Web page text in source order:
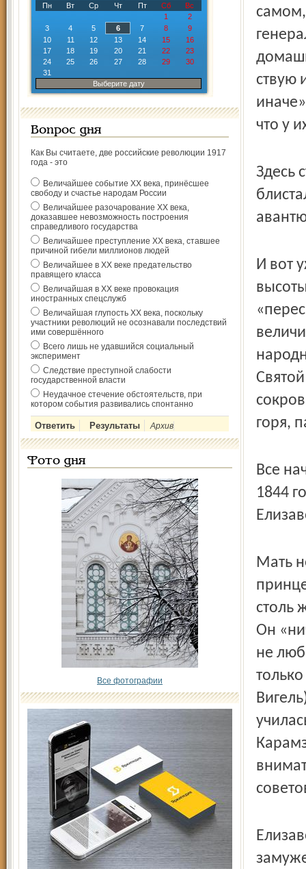
Пн
Вт Ср Чт Пт Сб
Вс
1
2
3
4 5 6 7 8
9
10
11 12 13 14 15
16
17
18 19 20 21 22
23
24
25 26 27 28 29
30
31
Выберите дату
Вопрос дня
Как Вы считаете, две российские революции 1917
года - это
Величайшее событие ХХ века, принёсшее
свободу и счастье народам России
Величайшее разочарование ХХ века,
доказавшее невозможность построения
справедливого государства
Величайшее преступление ХХ века, ставшее
причиной гибели миллионов людей
Величайшее в ХХ веке предательство
правящего класса
Величайшая в ХХ веке провокация
иностранных спецслужб
Величайшая глупость ХХ века, поскольку
участники революций не осознавали последствий
ими совершённого
Всего лишь не удавшийся социальный
эксперимент
Следствие преступной слабости
государственной власти
Неудачное стечение обстоятельств, при
котором события развивались спонтанно
Архив
Фото дня
Все фотографии
самом,
ствую
что у
Здесь
И вот
горя,
Все
1844
Мать
столь
Он
не